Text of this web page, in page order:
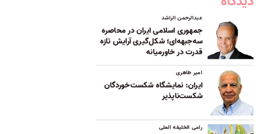
عبدالرحمن الراشد
جمهوری اسلامی ایران در محاصره
سه‌جبهه‌ای؛ شکل‌گیری آرایش تازه
قدرت در خاورمیانه
امیر طاهری
ایران: نمایشگاه شکست‌خوردگان
شکست‌ناپذیر
رامی الخلیفه العلی